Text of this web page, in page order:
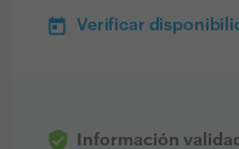
Verificar
Información